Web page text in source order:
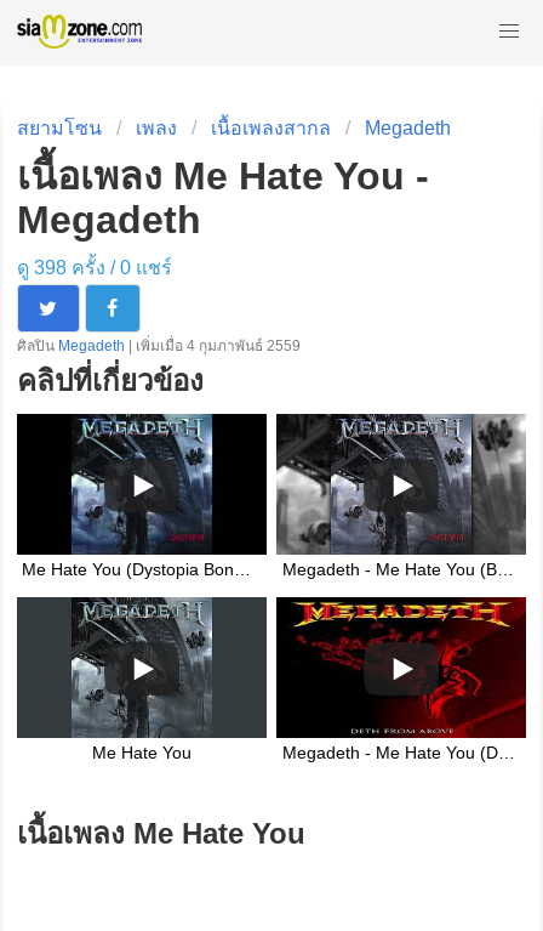
สยามโซน เพลง เนื้อเพลงสากล Megadeth
เนื้อเพลง Me Hate You -
Megadeth
ดู 398 ครั้ง /0แชร์
ศิลปิน Megadeth | เพิ่มเมื่อ 4 กุมภาพันธ์ 2559
คลิปที่เกี่ยวข้อง
Me Hate You (Dystopia Bonus Track) HQ Audio Megadeth - Me Hate You (Bonus Track) [Original 2016 Studio Recording]
Me Hate You Megadeth - Me Hate You (Deth From Above Album)
เนื้อเพลง Me Hate You